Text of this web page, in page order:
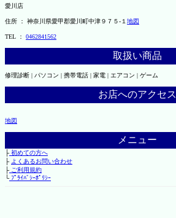
愛川店
住所 ： 神奈川県愛甲郡愛川町中津９７５-１ 地図
TEL ： 0462841562
取扱い商品
修理診断 | パソコン | 携帯電話 | 家電 | エアコン | ゲーム
お店へのアクセス
地図
メニュー
├初めての方へ
├ よくあるお問い合わせ
├ご利用規約
└ﾌﾟﾗｲﾊﾞｼｰﾎﾟﾘｼｰ